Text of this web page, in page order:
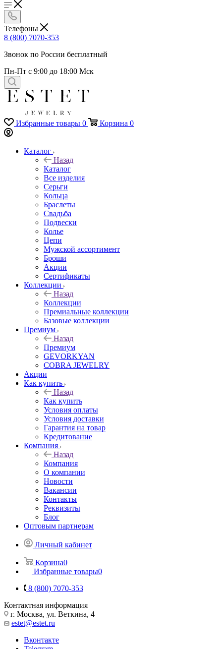
Телефоны
8 (800) 7070-353
Звонок по России бесплатный
Пн-Пт с 9:00 до 18:00 Мск
Избранные товары 0 Корзина 0
Каталог
Назад
Каталог
Все изделия
Серьги
Кольца
Браслеты
Свадьба
Подвески
Колье
Цепи
Мужской ассортимент
Броши
Акции
Сертификаты
Коллекции
Назад
Коллекции
Премиальные коллекции
Базовые коллекции
Премиум
Назад
Премиум
GEVORKYAN
COBRA JEWELRY
Акции
Как купить
Назад
Как купить
Условия оплаты
Условия доставки
Гарантия на товар
Кредитование
Компания
Назад
Компания
О компании
Новости
Вакансии
Контакты
Реквизиты
Блог
Оптовым партнерам
Личный кабинет
Корзина0
Избранные товары0
8 (800) 7070-353
Контактная информация
г. Москва, ул. Веткина, 4
estet@estet.ru
Вконтакте